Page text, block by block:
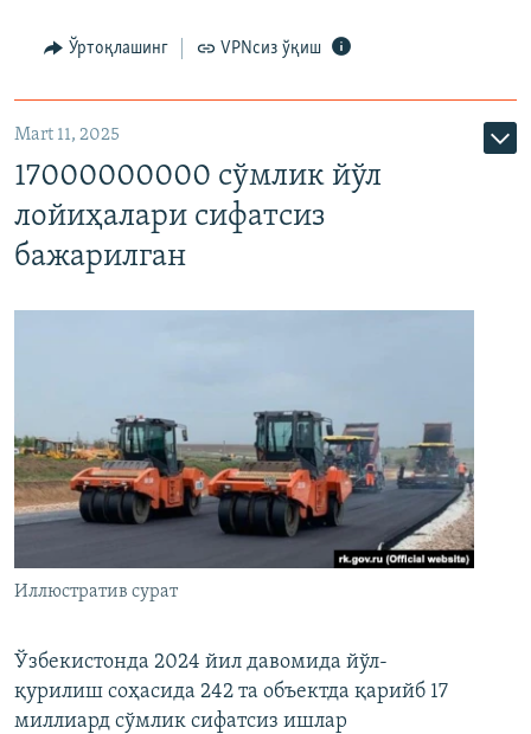
Ўртоқлашинг VPNсиз ўқиш
Mart 11, 2025
17000000000 сўмлик йўл
лойиҳалари сифатсиз
бажарилган
Иллюстратив сурат
Ўзбекистонда 2024 йил давомида йўл-
қурилиш соҳасида 242 та объектда қарийб 17
миллиард сўмлик сифатсиз ишлар